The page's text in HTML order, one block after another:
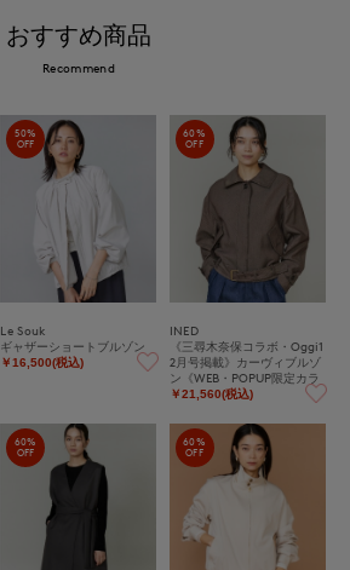
おすすめ商品
Recommend
50%
OFF
Le Souk
ギャザーショートブルゾン
￥16,500(税込)
60%
OFF
INED
《三尋木奈保コラボ・Oggi1
2月号掲載》カーヴィブルゾ
ン《WEB・POPUP限定カラ
ー》
￥21,560(税込)
60%
OFF
60%
OFF